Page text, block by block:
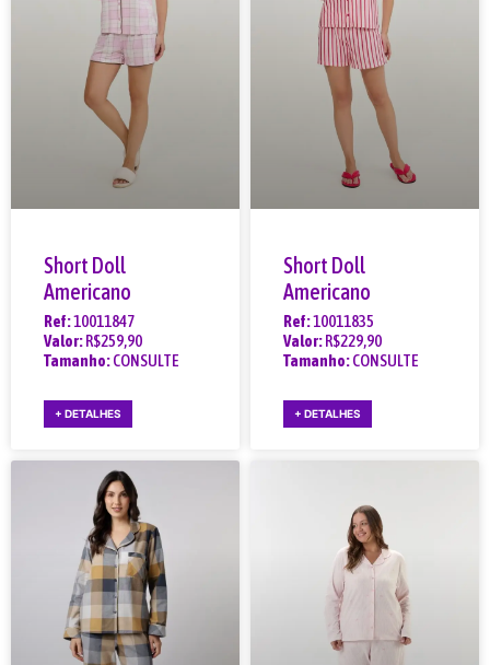
Short Doll
Americano
Ref:10011847
Valor:R$259,90
Tamanho:CONSULTE
+ DETALHES
Short Doll
Americano
Ref:10011835
Valor:R$229,90
Tamanho:CONSULTE
+ DETALHES